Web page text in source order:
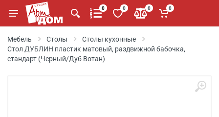
0 0 0 0
Мебель Столы
Столы кухонные
Стол ДУБЛИН пластик матовый, раздвижной бабочка,
стандарт (Черный/Дуб Вотан)